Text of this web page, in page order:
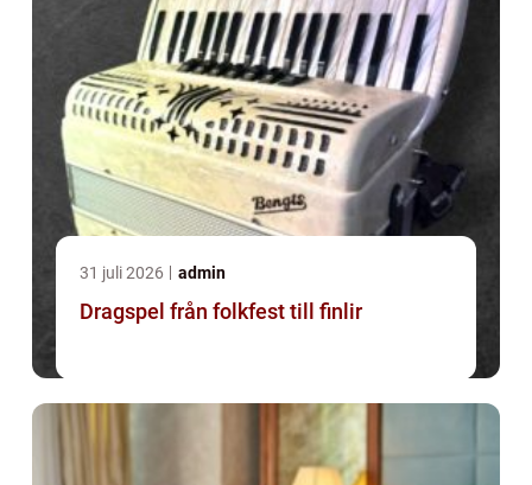
31 juli 2026 admin
Dragspel från folkfest till finlir